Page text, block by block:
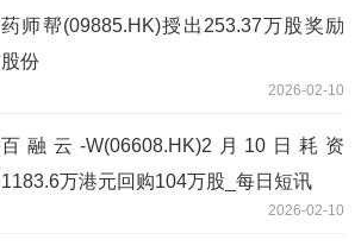
药师帮(09885.HK)授出253.37万股奖励
股份
2026-02-10
百融云-W(06608.HK)2月10日耗资
1183.6万港元回购104万股_每日短讯
2026-02-10